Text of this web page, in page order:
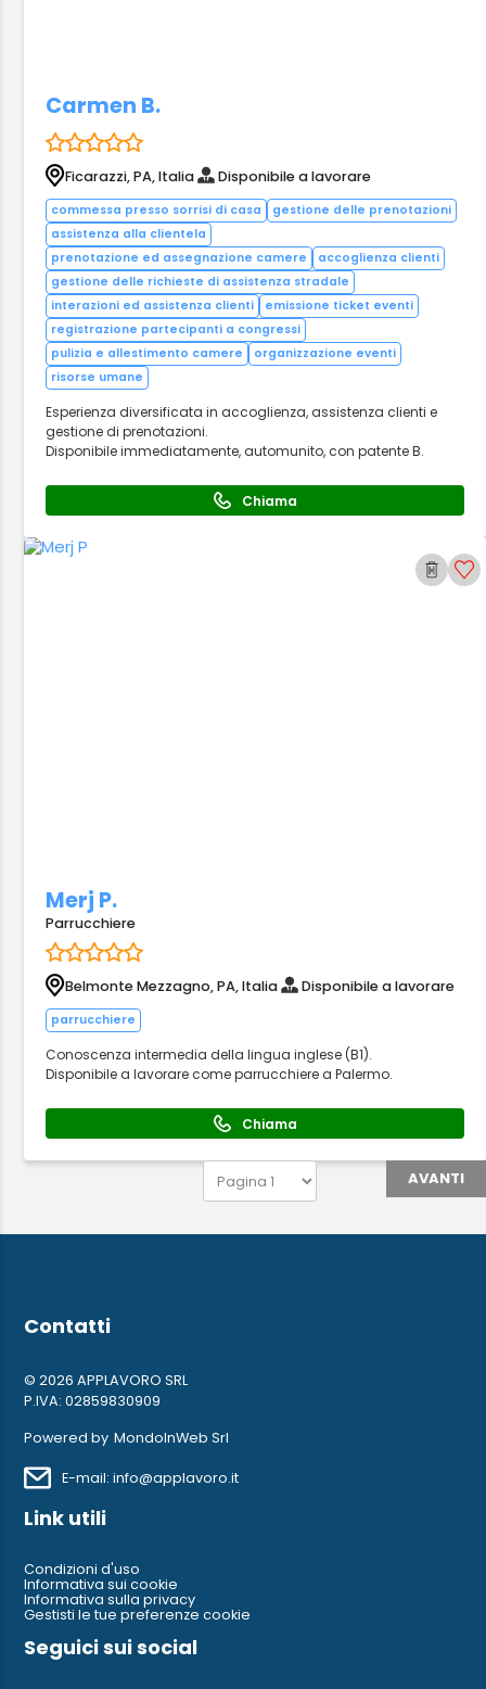
Carmen B.
Ficarazzi, PA, Italia Disponibile a lavorare
commessa presso sorrisi di casa
gestione delle prenotazioni
assistenza alla clientela
prenotazione ed assegnazione camere
accoglienza clienti
gestione delle richieste di assistenza stradale
interazioni ed assistenza clienti
emissione ticket eventi
registrazione partecipanti a congressi
pulizia e allestimento camere
organizzazione eventi
risorse umane
Esperienza diversificata in accoglienza, assistenza clienti e
gestione di prenotazioni.
Disponibile immediatamente, automunito, con patente B.
Chiama
Merj P.
Parrucchiere
Belmonte Mezzagno, PA, Italia Disponibile a lavorare
parrucchiere
Conoscenza intermedia della lingua inglese (B1).
Disponibile a lavorare come parrucchiere a Palermo.
Chiama
AVANTI
Contatti
© 2026 APPLAVORO SRL
P.IVA: 02859830909
Powered by MondoInWeb Srl
E-mail: info@applavoro.it
Link utili
Condizioni d'uso
Informativa sui cookie
Informativa sulla privacy
Gestisti le tue preferenze cookie
Seguici sui social